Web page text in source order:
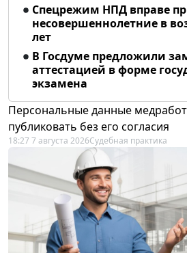
Спецрежим НПД вправе
несовершеннолетние в
лет
В Госдуме предложили
аттестацией в форме
экзамена
Персональные данные
публиковать без его согласия
18:27 7 августа 2026Судебная практика